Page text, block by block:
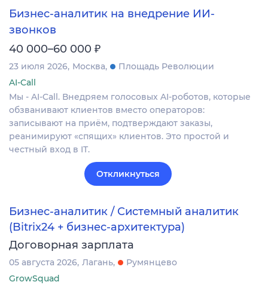
Бизнес-аналитик на внедрение ИИ-
звонков
40 000–60 000 ₽
23 июля 2026 Москва
Площадь Революции
AI-Call
Мы - AI-Call. Внедряем голосовых AI-роботов, которые
обзванивают клиентов вместо операторов:
записывают на приём, подтверждают заказы,
реанимируют «спящих» клиентов. Это простой и
честный вход в IT.
Откликнуться
Бизнес-аналитик / Системный аналитик
(Bitrix24 + бизнес-архитектура)
Договорная зарплата
05 августа 2026 Лагань
Румянцево
GrowSquad